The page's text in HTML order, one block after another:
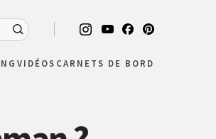
VIDÉOS CARNETS DE BORD